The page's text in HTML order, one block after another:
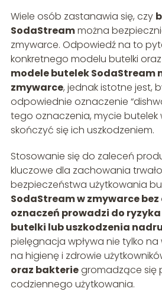
Wiele osób zastanawia się, czy
SodaStreammożna
zmywarce. Odpowiedź na to
konkretnego modelu butelki
modele butelek SodaStream
zmywarce, jednak istotne jest,
odpowiednie oznaczenie
tego oznaczenia, mycie butelek
skończyć się ich uszkodzeniem.
Stosowanie się do zaleceń
kluczowe dla zachowania
bezpieczeństwa użytkowania
SodaStream w zmywarce
oznaczeń prowadzi do
butelki lub uszkodzenia
pielęgnacja wpływa nie tylko na
na higienę i zdrowie
oraz bakteriegromadzące się
codziennego użytkowania.